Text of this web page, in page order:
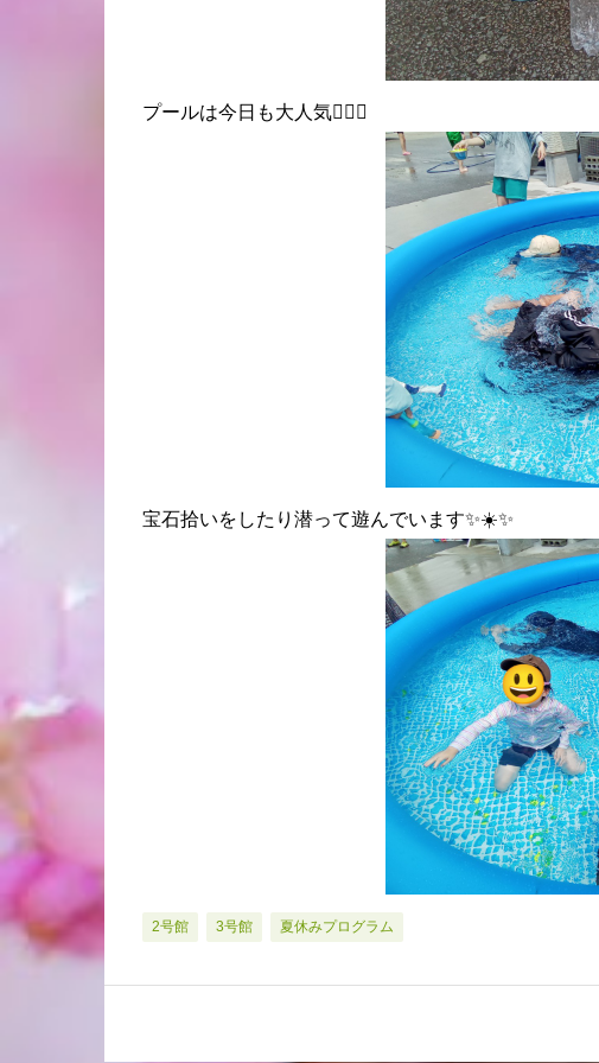
プールは今日も大人気🏊‍♀️✨
宝石拾いをしたり潜って遊んでいます✨☀️✨
2号館 3号館 夏休みプログラム